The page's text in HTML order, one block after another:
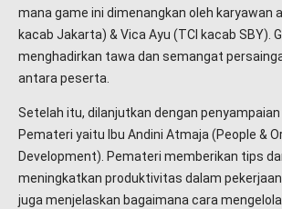
mana game ini dimenangkan oleh karyawan
kacab Jakarta) & Vica Ayu (TCI kacab SBY).
menghadirkan tawa dan semangat
antara peserta.
Setelah itu, dilanjutkan dengan
Pemateri yaitu Ibu Andini Atmaja (People &
Development). Pemateri memberikan tips
meningkatkan produktivitas dalam
juga menjelaskan bagaimana cara